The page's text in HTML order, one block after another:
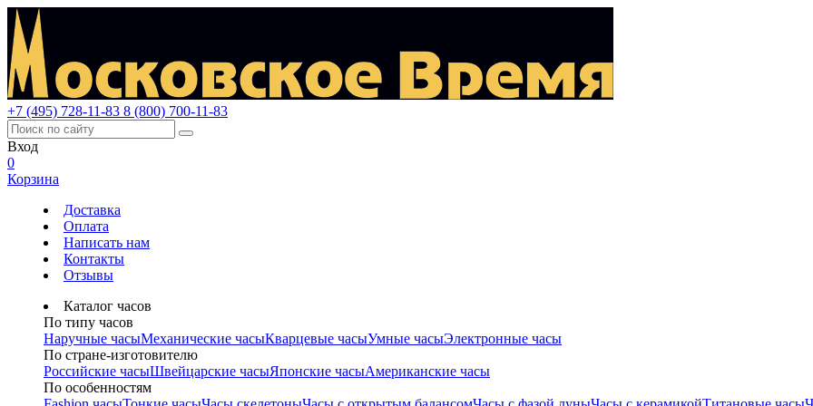
+7 (495) 728-11-83 8 (800) 700-11-83
Вход
0
Корзина
Доставка
Оплата
Написать нам
Контакты
Отзывы
Каталог часов
По типу часов
Наручные часыМеханические часыКварцевые часыУмные часыЭлектронные часы
По стране-изготовителю
Российские часыШвейцарские часыЯпонские часыАмериканские часы
По особенностям